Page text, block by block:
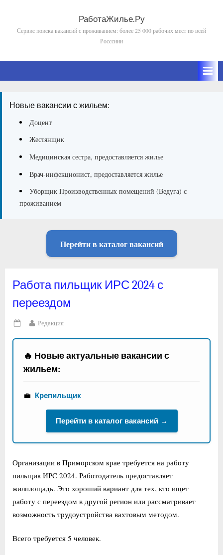
content
РаботаЖилье.Ру
Сервис поиска вакансий с проживанием: более 25 000 рабочих мест по всей
Росссиии
Новые вакансии с жильем:
Доцент
Жестянщик
Медицинская сестра, предоставляется жилье
Врач-инфекционист, предоставляется жилье
Уборщик Производственных помещений (Ведуга) с
проживанием
Перейти в каталог вакансий
Работа пильщик ИРС 2024 с
переездом
Posted
on
By
Редакция
🔥 Новые актуальные вакансии с
жильем:
💼 Крепильщик
Перейти в каталог вакансий →
Организации в Приморском крае требуется на работу
пильщик ИРС 2024. Работодатель предоставляет
жилплощадь. Это хороший вариант для тех, кто ищет
работу с переездом в другой регион или рассматривает
возможность трудоустройства вахтовым методом.
Всего требуется 5 человек.